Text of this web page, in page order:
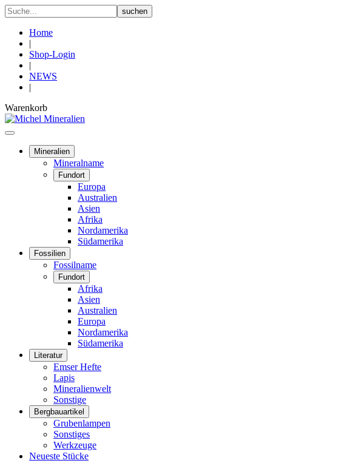
Home
|
Shop-Login
|
NEWS
|
Warenkorb
Mineralien
Mineralname
Fundort
Europa
Australien
Asien
Afrika
Nordamerika
Südamerika
Fossilien
Fossilname
Fundort
Afrika
Asien
Australien
Europa
Nordamerika
Südamerika
Literatur
Emser Hefte
Lapis
Mineralienwelt
Sonstige
Bergbauartikel
Grubenlampen
Sonstiges
Werkzeuge
Neueste Stücke